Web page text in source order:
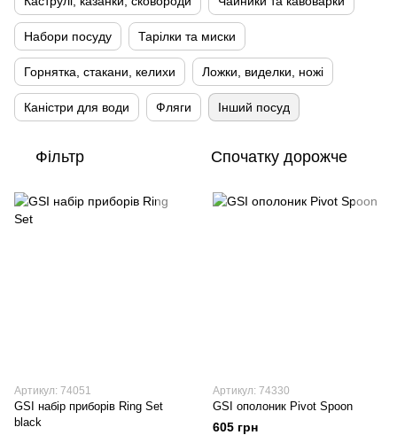
Набори посуду Тарілки та миски
Горнятка, стакани, келихи Ложки, виделки, ножі
Каністри для води Фляги Інший посуд
Фільтр Спочатку дорожче
Артикул: 74051
GSI набір приборів Ring Set
black
Артикул: 74330
GSI ополоник Pivot Spoon
605 грн